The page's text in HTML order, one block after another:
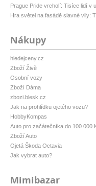
Prague Pride vrcholí: Tisíce lidí v
Hra světel na fasádě slavné vily:
Nákupy
hledejceny.cz
Zboží Živě
Osobní vozy
Zboží Dáma
zbozi.blesk.cz
Jak na prohlídku ojetého vozu?
HobbyKompas
Auto pro začátečníka do 100 000
Zboží Auto
Ojetá Škoda Octavia
Jak vybrat auto?
Mimibazar